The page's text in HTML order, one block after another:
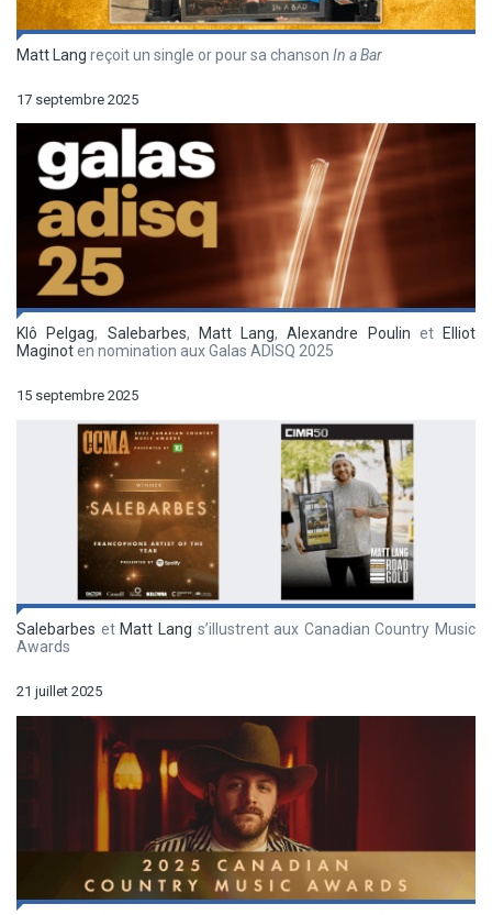
Matt Lang reçoit un single or pour sa chanson In a Bar
17 septembre 2025
Klô Pelgag, Salebarbes, Matt Lang,Alexandre Poulin et
Elliot
Maginoten nomination aux Galas ADISQ 2025
15 septembre 2025
Salebarbes et Matt Lang s’illustrent aux Canadian Country Music
Awards
21 juillet 2025